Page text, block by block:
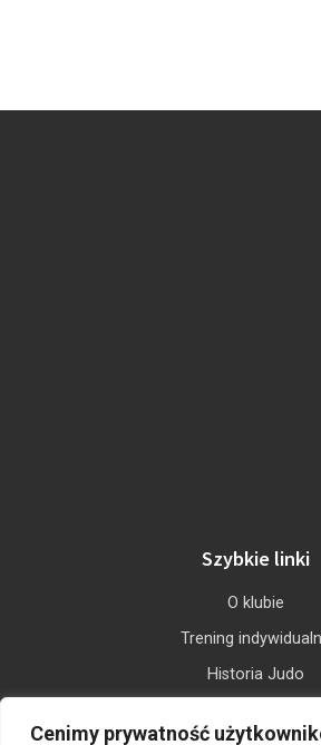
Cenimy prywatność
Szybkie linki
O klubie
Trening
Historia Judo